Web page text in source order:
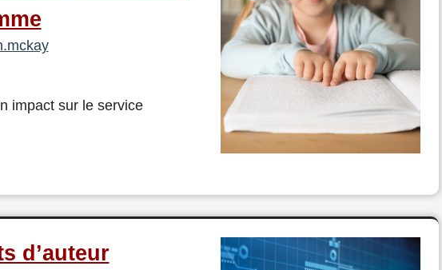
impact sur le service
d’auteur